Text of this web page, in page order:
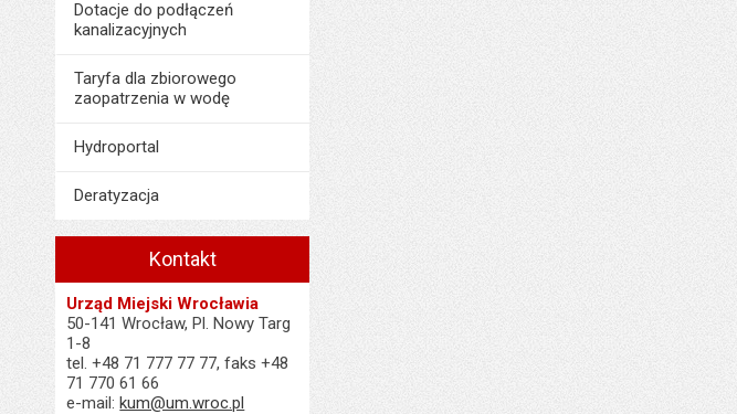
Dotacje do podłączeń
kanalizacyjnych
Taryfa dla zbiorowego
zaopatrzenia w wodę
Hydroportal
Deratyzacja
Kontakt
Urząd Miejski Wrocławia
50-141 Wrocław, Pl. Nowy Targ
1-8
tel. +48 71 777 77 77, faks +48
71 770 61 66
e-mail:kum@um.wroc.pl